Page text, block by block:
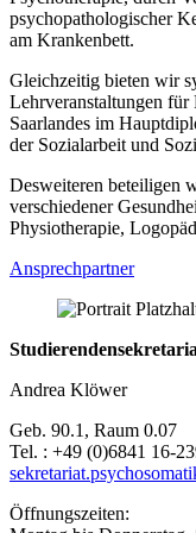
psychopathologischer
am Krankenbett.
Gleichzeitig bieten wir
Lehrveranstaltungen für
Saarlandes im
der Sozialarbeit und
Desweiteren beteiligen
verschiedener
Physiotherapie,
Ansprechpartner
Andrea Klöwer
Geb. 90.1, Raum 0.07
Tel. : +49 (0)6841 16-
Öffnungszeiten: